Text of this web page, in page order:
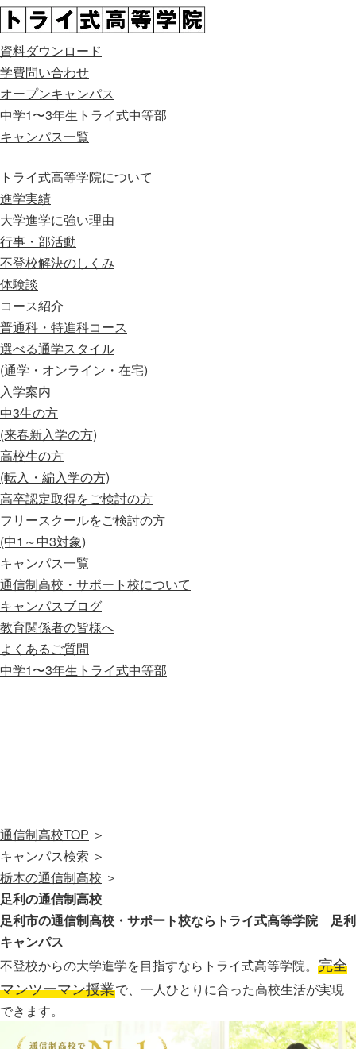
資料ダウンロード
学費問い合わせ
オープンキャンパス
中学1〜3年生 トライ式中等部
キャンパス一覧
トライ式高等学院について
進学実績
大学進学に強い理由
行事・部活動
不登校解決のしくみ
体験談
コース紹介
普通科・特進科コース
選べる通学スタイル
(通学・オンライン・在宅)
入学案内
中3生の方
(来春新入学の方)
高校生の方
(転入・編入学の方)
高卒認定取得をご検討の方
フリースクールをご検討の方
(中1～中3対象)
キャンパス一覧
通信制高校・サポート校について
キャンパスブログ
教育関係者の皆様へ
よくあるご質問
中学1〜3年生 トライ式中等部
通信制高校TOP ＞
キャンパス検索 ＞
栃木の通信制高校 ＞
足利の通信制高校
足利市の通信制高校・サポート校なら トライ式高等学院 足利
キャンパス
不登校からの大学進学を目指すならトライ式高等学院。 完全
マンツーマン授業で、一人ひとりに合った高校生活が実現
できます。